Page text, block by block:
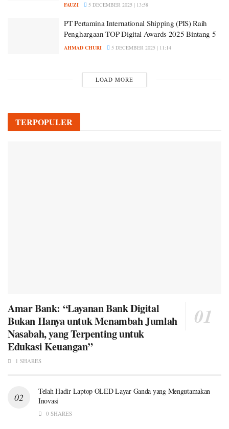
FAUZI 5 DECEMBER 2025 | 13:58
PT Pertamina International Shipping (PIS) Raih
Penghargaan TOP Digital Awards 2025 Bintang 5
AHMAD CHURI 5 DECEMBER 2025 | 11:14
LOAD MORE
TERPOPULER
Amar Bank: “Layanan Bank Digital
Bukan Hanya untuk Menambah Jumlah
Nasabah, yang Terpenting untuk
Edukasi Keuangan”
1 SHARES
Telah Hadir Laptop OLED Layar Ganda yang Mengutamakan
Inovasi
0 SHARES